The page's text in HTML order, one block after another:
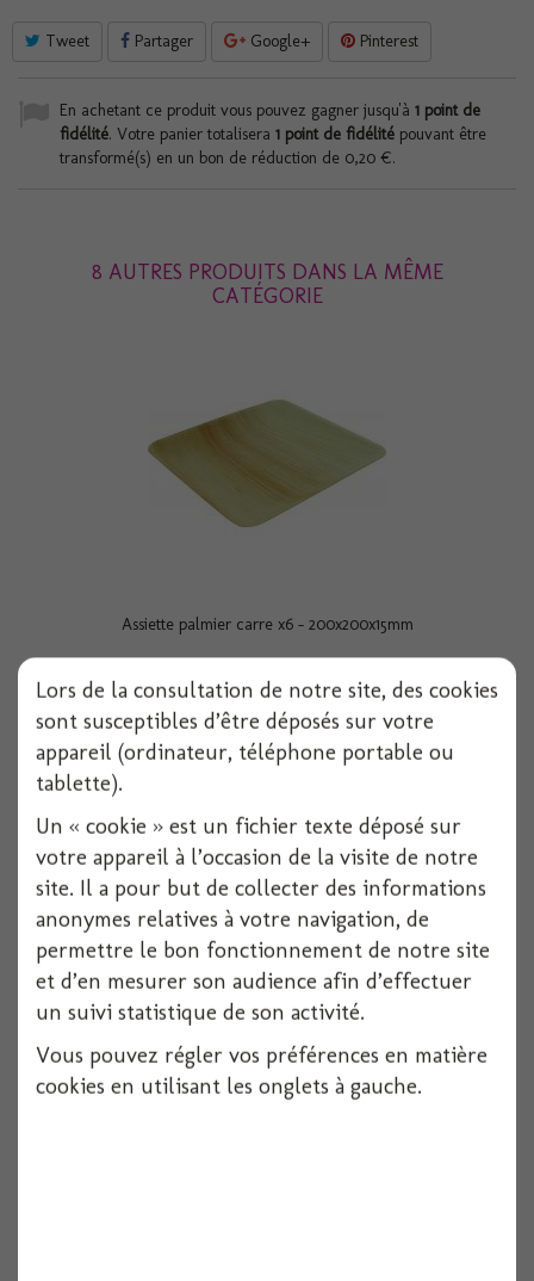
Tweet Partager Google+ Pinterest
En achetant ce produit vous pouvez gagner jusqu'à 1 point de
fidélité. Votre panier totalisera 1 point de fidélité pouvant être
transformé(s) en un bon de réduction de 0,20 €.
8 AUTRES PRODUITS DANS LA MÊME
CATÉGORIE
Assiette palmier carre x6 - 200x200x15mm
Voir
Lors de la consultation de notre site, des cookies
sont susceptibles d’être déposés sur votre
appareil (ordinateur, téléphone portable ou
tablette).
Un « cookie » est un fichier texte déposé sur
votre appareil à l’occasion de la visite de notre
site. Il a pour but de collecter des informations
anonymes relatives à votre navigation, de
permettre le bon fonctionnement de notre site
et d’en mesurer son audience afin d’effectuer
un suivi statistique de son activité.
Vous pouvez régler vos préférences en matière
cookies en utilisant les onglets à gauche.